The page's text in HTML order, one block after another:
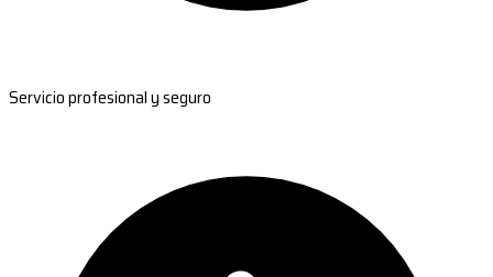
Servicio profesional y seguro